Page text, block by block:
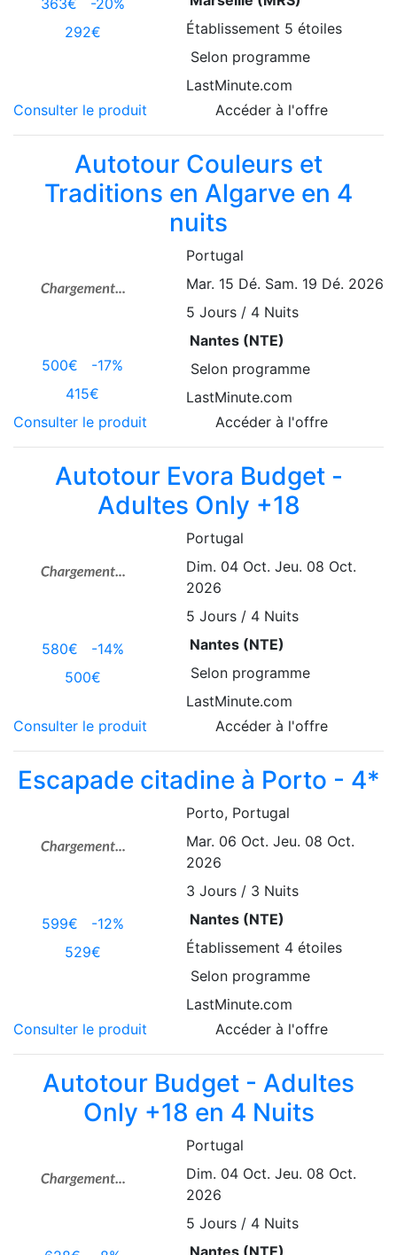
363€ -20%
292€
Établissement 5 étoiles
Selon programme
LastMinute.com
Consulter le produit
Accéder à l'offre
Autotour Couleurs et
Traditions en Algarve en 4
nuits
500€ -17%
415€
Portugal
Mar. 15 Dé. Sam. 19 Dé. 2026
5 Jours / 4 Nuits
Nantes (NTE)
Selon programme
LastMinute.com
Consulter le produit
Accéder à l'offre
Autotour Evora Budget -
Adultes Only +18
580€ -14%
500€
Portugal
Dim. 04 Oct. Jeu. 08 Oct.
2026
5 Jours / 4 Nuits
Nantes (NTE)
Selon programme
LastMinute.com
Consulter le produit
Accéder à l'offre
Escapade citadine à Porto - 4*
599€ -12%
529€
Porto, Portugal
Mar. 06 Oct. Jeu. 08 Oct.
2026
3 Jours / 3 Nuits
Nantes (NTE)
Établissement 4 étoiles
Selon programme
LastMinute.com
Consulter le produit
Accéder à l'offre
Autotour Budget - Adultes
Only +18 en 4 Nuits
Portugal
Dim. 04 Oct. Jeu. 08 Oct.
2026
5 Jours / 4 Nuits